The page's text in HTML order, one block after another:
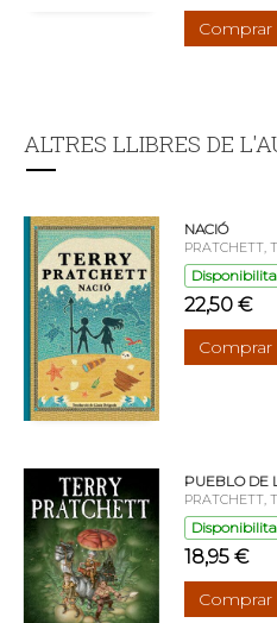
Comprar
ALTRES LLIBRES DE
NACIÓ
PRATCHETT,
22,50 €
Comprar
PUEBLO DE
PRATCHETT,
18,95 €
Comprar